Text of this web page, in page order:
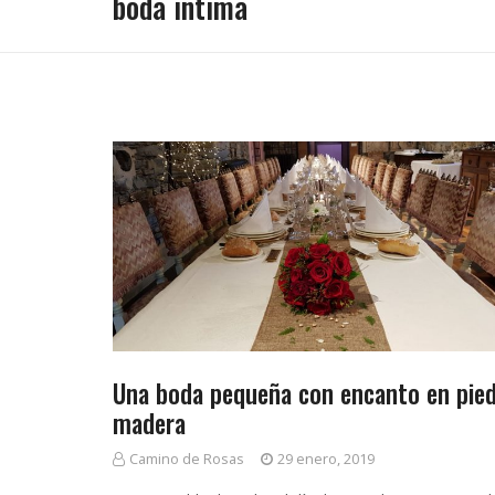
d
e
r
o
s
&
C
a
b
o
d
a
nUna boda pequeña con encanto en
madera
Camino de Rosas 29 enero, 2019